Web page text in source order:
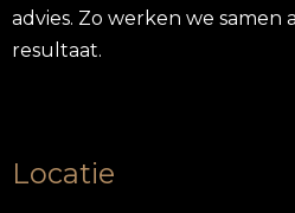
advies. Zo werken we samen
resultaat.
Locatie